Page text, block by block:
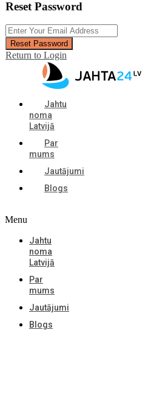
Reset Password
Reset Password
Return to Login
Jahtu
noma
Latvijā
Par
mums
Jautājumi
Blogs
Menu
Jahtu
noma
Latvijā
Par
mums
Jautājumi
Blogs